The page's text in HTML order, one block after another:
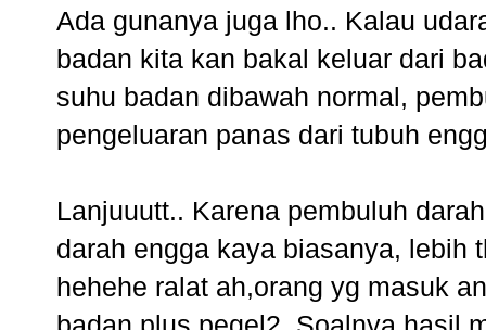
Ada gunanya juga lho.. Kalau
badan kita kan bakal keluar dari
suhu badan dibawah normal,
pengeluaran panas dari tubuh
Lanjuuutt.. Karena pembuluh
darah engga kaya biasanya, lebih
hehehe ralat ah,orang yg masuk